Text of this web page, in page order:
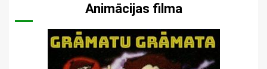
Animācijas filma